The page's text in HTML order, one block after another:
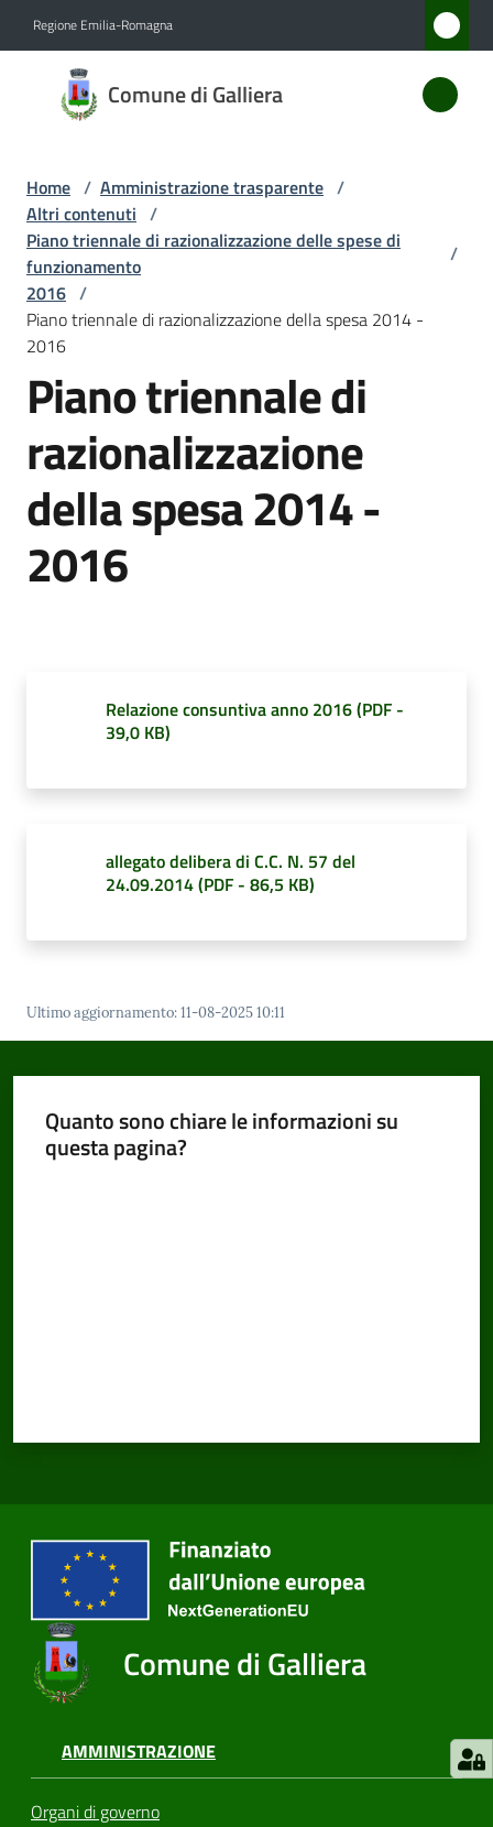
Regione Emilia-Romagna
Comune di Galliera
Comune
di
Amministrazione
Menu selezionato
Novità
Servizi
Vivere
Galliera
Amministrazione
argomenti...
Home / Amministrazione trasparente /
Altri contenuti /
Piano triennale di razionalizzazione delle spese di
funzionamento
/
2016 /
Piano triennale di razionalizzazione della spesa 2014 -
2016
Piano triennale di
razionalizzazione
della spesa 2014 -
2016
Relazione consuntiva anno 2016(PDF -
39,0 KB)
allegato delibera di C.C. N. 57 del
24.09.2014(PDF - 86,5 KB)
Ultimo aggiornamento:11-08-2025 10:11
Quanto sono chiare le informazioni su
questa pagina?
Comune di Galliera
AMMINISTRAZIONE
Organi di governo